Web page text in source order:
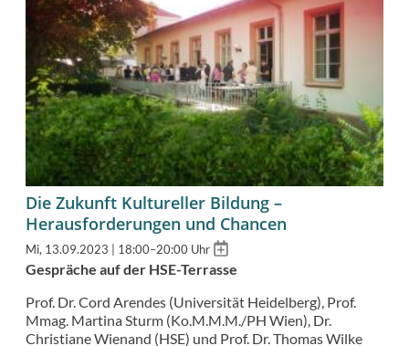
Die Zukunft Kultureller Bildung –
Herausforderungen und Chancen
Mi, 13.09.2023 | 18:00–20:00 Uhr Add
calendar
Gespräche auf der HSE-Terrasse
Prof. Dr. Cord Arendes (Universität Heidelberg), Prof.
Mmag. Martina Sturm (Ko.M.M.M./PH Wien), Dr.
Christiane Wienand (HSE) und Prof. Dr. Thomas Wilke